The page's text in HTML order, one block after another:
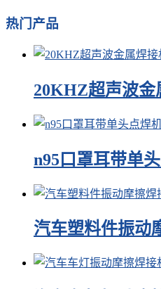
热门产品
20KHZ超声波金
n95口罩耳带单
汽车塑料件振动